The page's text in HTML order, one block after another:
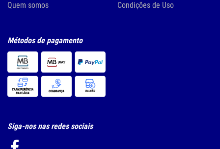
Quem somos
Condições de Uso
Métodos de pagamento
Siga-nos nas redes sociais